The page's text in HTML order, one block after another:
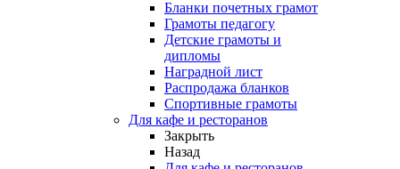
Бланки почетных грамот
Грамоты педагогу
Детские грамоты и
дипломы
Наградной лист
Распродажа бланков
Спортивные грамоты
Для кафе и ресторанов
Закрыть
Назад